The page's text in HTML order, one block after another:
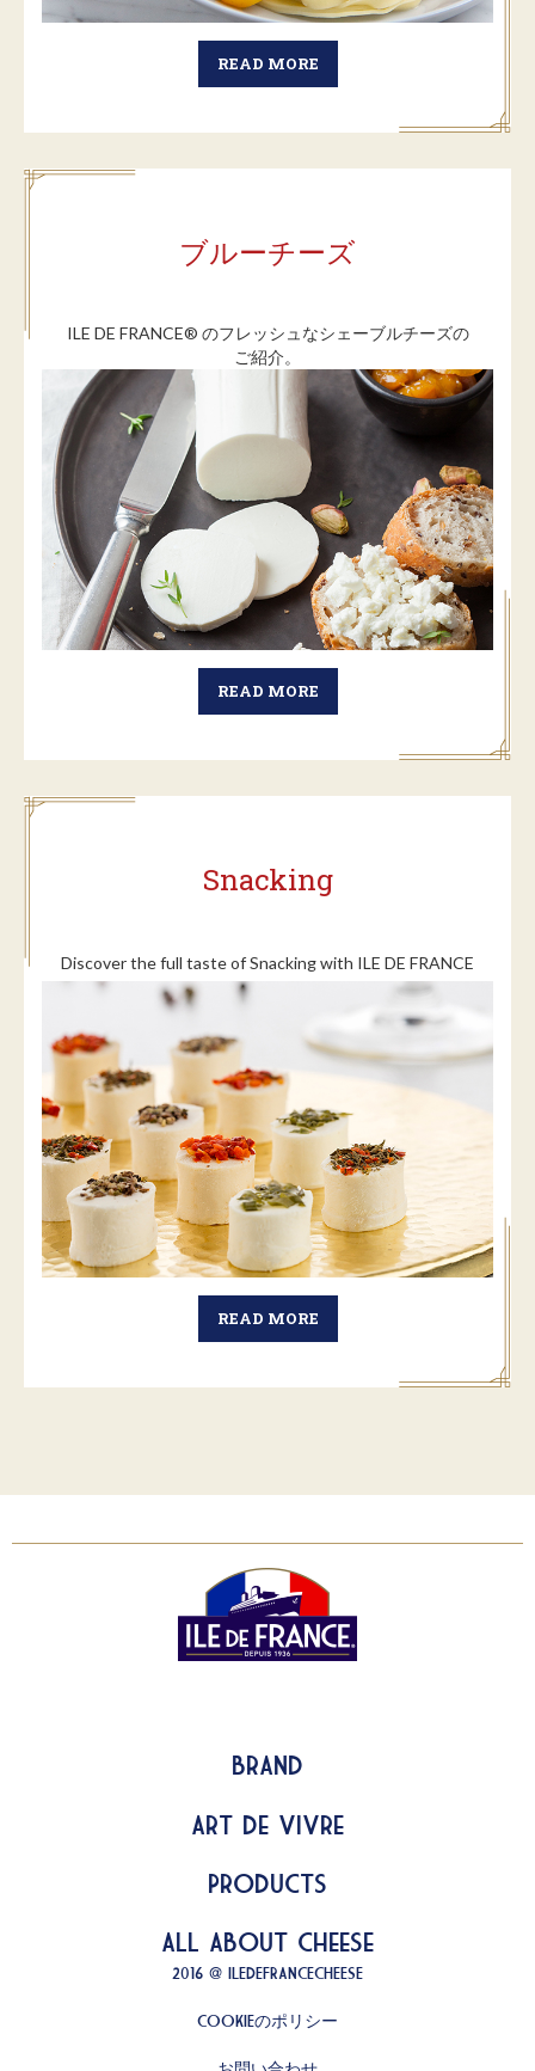
READ MORE
ブルーチーズ
ILE DE FRANCE® のフレッシュなシェーブルチーズの
ご紹介。
READ MORE
Snacking
Discover the full taste of Snacking with ILE DE FRANCE
READ MORE
Brand
Art de Vivre
Products
All about Cheese
2016 @ ILEDEFRANCECHEESE
COOKIEのポリシー